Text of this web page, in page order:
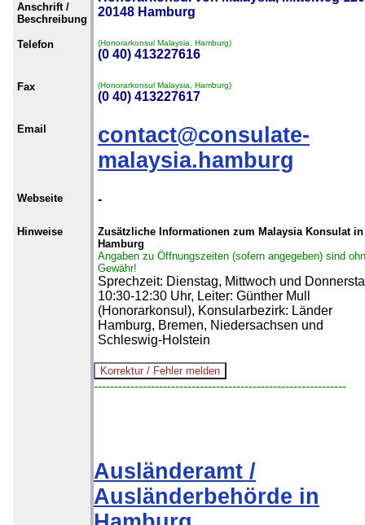
Anschrift /
Beschreibung
20148 Hamburg
Telefon (Honorarkonsul Malaysia, Hamburg)
(0 40) 413227616
Fax (Honorarkonsul Malaysia, Hamburg)
(0 40) 413227617
Email
contact@consulate-
malaysia.hamburg
Webseite -
Hinweise
Zusätzliche Informationen zum Malaysia Konsulat in
Hamburg
Angaben zu Öffnungszeiten (sofern angegeben) sind
Gewähr!
Sprechzeit: Dienstag, Mittwoch und
10:30-12:30 Uhr, Leiter: Günther Mull
(Honorarkonsul), Konsularbezirk: Länder
Hamburg, Bremen, Niedersachsen und
Schleswig-Holstein
--------------------------------------------------------------
Ausländeramt /
Ausländerbehörde in